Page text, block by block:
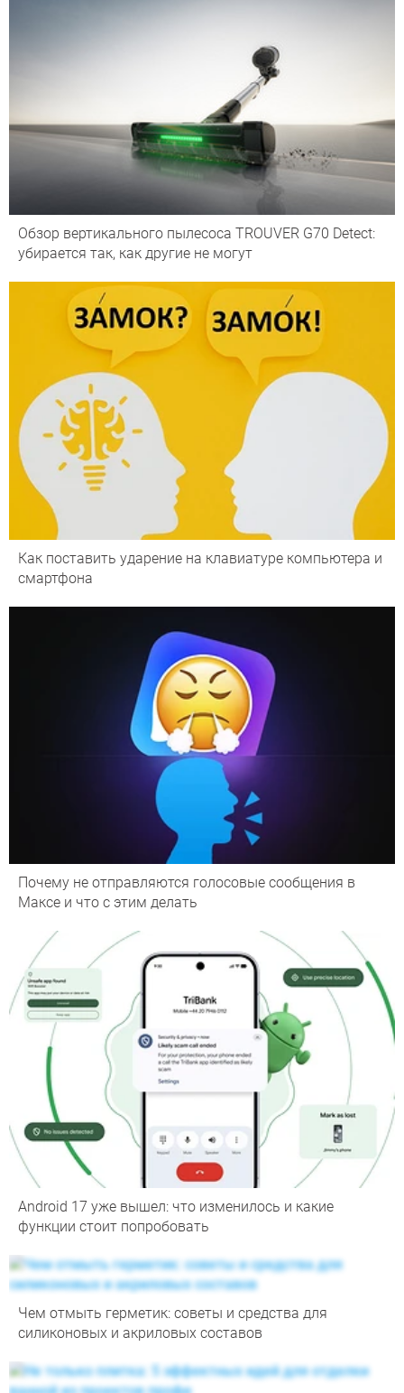
Обзор вертикального пылесоса TROUVER G70 Detect:
убирается так, как другие не могут
Как поставить ударение на клавиатуре компьютера и
смартфона
Почему не отправляются голосовые сообщения в
Максе и что с этим делать
Android 17 уже вышел: что изменилось и какие
функции стоит попробовать
Чем отмыть герметик: советы и средства для
силиконовых и акриловых составов